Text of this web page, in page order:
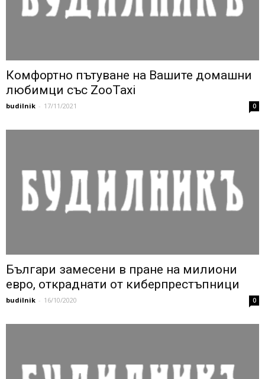
Комфортно пътуване на Вашите домашни
любимци със ZooTaxi
budilnik - 17/11/2021 0
Българи замесени в пране на милиони
евро, откраднати от киберпрестъпници
budilnik - 16/10/2020 0